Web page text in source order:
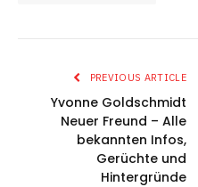
PREVIOUS ARTICLE
Yvonne Goldschmidt
Neuer Freund – Alle
bekannten Infos,
Gerüchte und
Hintergründe